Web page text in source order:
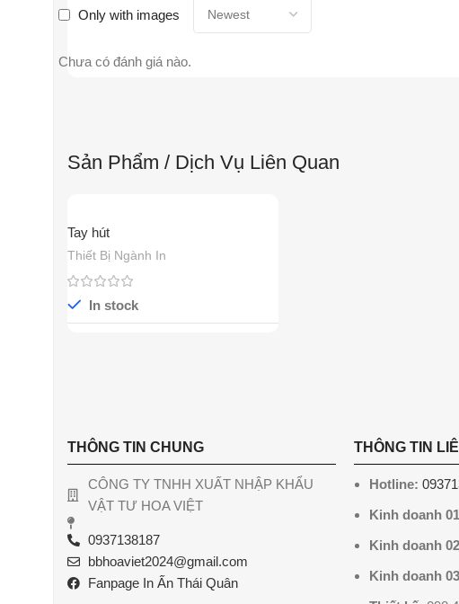
Only with images
Chưa có đánh giá nào.
Sản Phẩm / Dịch Vụ Liên Quan
Tay hút
Thiết Bị Ngành In
In stock
THÔNG TIN CHUNG
CÔNG TY TNHH XUẤT NHẬP KHẨU
VẬT TƯ HOA VIỆT
0937138187
bbhoaviet2024@gmail.com
Fanpage In Ấn Thái Quân
THÔNG TIN
Hotline:
Kinh doanh
Kinh doanh
Kinh doanh 03